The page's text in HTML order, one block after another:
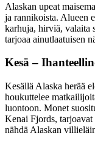
Alaskan upeat
ja rannikoista. Alueen
karhuja, hirviä, valaita
tarjoaa ainutlaatuisen
Kesä –
Kesällä Alaska herää
houkuttelee
luontoon. Monet
Kenai Fjords,
nähdä Alaskan